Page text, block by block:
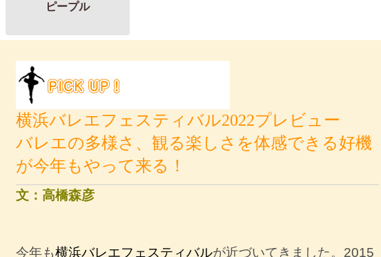
ピープル
横浜バレエフェスティバル2022プレビュー
バレエの多様さ、観る楽しさを体感できる好機
が今年もやって来る！
文：高橋森彦
今年も横浜バレエフェスティバルが近づいてきました。2015